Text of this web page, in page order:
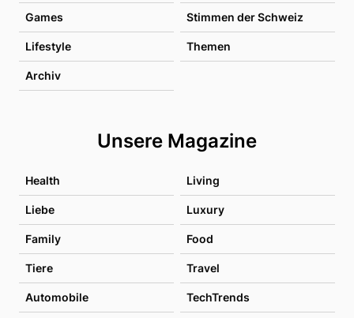
Games Stimmen der Schweiz
Lifestyle Themen
Archiv
Unsere Magazine
Health Living
Liebe Luxury
Family Food
Tiere Travel
Automobile TechTrends